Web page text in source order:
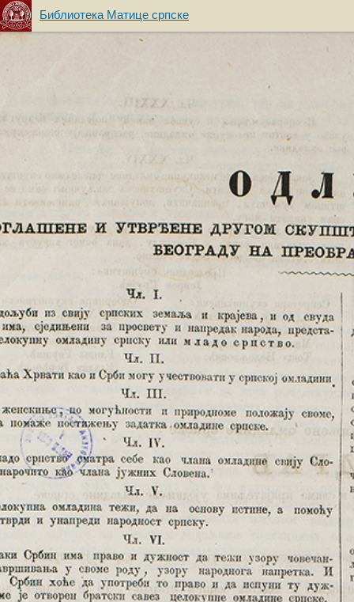
Библиотека Матице српске